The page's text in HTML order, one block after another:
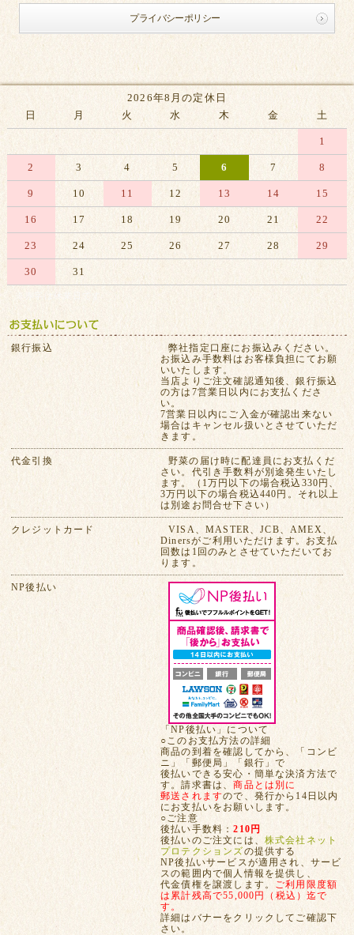
プライバシーポリシー
2026年8月の定休日
日
月 火 水 木 金 土
1
2 3 4 5 6 7 8
9 10 11 12 13 14 15
16 17 18 19 20 21 22
23 24 25 26 27 28 29
30 31
※赤字は休業日です
銀行振込
弊社指定口座にお振込みください。
お振込み手数料はお客様負担にてお願
いいたします。
当店よりご注文確認通知後、銀行振込
の方は7営業日以内にお支払くださ
い。
7営業日以内にご入金が確認出来ない
場合はキャンセル扱いとさせていただ
きます。
代金引換
野菜の届け時に配達員にお支払くだ
さい。代引き手数料が別途発生いたし
ます。（1万円以下の場合税込330円、
3万円以下の場合税込440円。それ以上
は別途お問合せ下さい）
クレジットカード
VISA、MASTER、JCB、AMEX、
Dinersがご利用いただけます。お支払
回数は1回のみとさせていただいてお
ります。
NP後払い
「NP後払い」について
○このお支払方法の詳細
商品の到着を確認してから、「コンビ
ニ」「郵便局」「銀行」で
後払いできる安心・簡単な決済方法で
す。請求書は、商品とは別に
郵送されますので、発行から14日以内
にお支払いをお願いします。
○ご注意
後払い手数料：210円
後払いのご注文には、 株式会社ネット
プロテクションズの提供する
NP後払いサービスが適用され、サービ
スの範囲内で個人情報を提供し、
代金債権を譲渡します。 ご利用限度額
は累計残高で55,000円（税込）迄で
す。
詳細はバナーをクリックしてご確認下
さい。